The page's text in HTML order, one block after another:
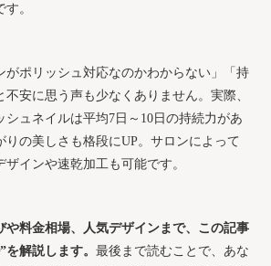
。
がポリッシュ対応なのかわからない」「持
安に思う声も少なくありません。実際、
シュネイルは平均7日～10日の持続力があ
りの美しさも格段にUP。サロンによって
インや速乾加工も可能です。
や料金相場、人気デザインまで、この記事
解説します。 最後まで読むことで、あな